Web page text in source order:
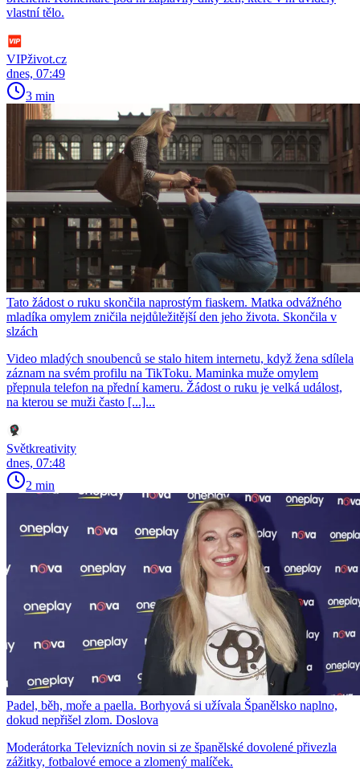
vlastní tělo.
VIPživot.cz
dnes, 07:49
3 min
Tato žádost o ruku skončila naprostým fiaskem. Matka odvážného
mladíka omylem zničila nejdůležitější den jeho života. Skončila v
slzách
Video mladých snoubenců se stalo hitem internetu, když žena sdílela
záznam na svém profilu na TikToku. Maminka muže omylem
přepnula telefon na přední kameru. Žádost o ruku je velká událost,
na kterou se muži často [...]...
Světkreativity
dnes, 07:48
2 min
Padel, běh, moře a paella. Borhyová si užívala Španělsko naplno,
dokud nepřišel zlom. Doslova
Moderátorka Televizních novin si ze španělské dovolené přivezla
zážitky, fotbalové emoce a zlomený malíček.